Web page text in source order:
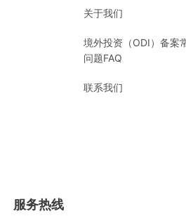
关于我们
境外投资（ODI）备案
问题FAQ
联系我们
服务热线